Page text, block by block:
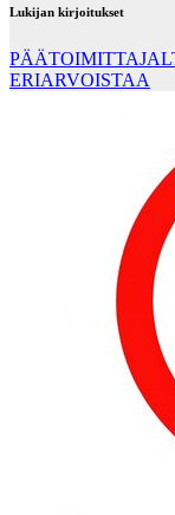
Lukijan kirjoitukset
ERIARVOISTAA